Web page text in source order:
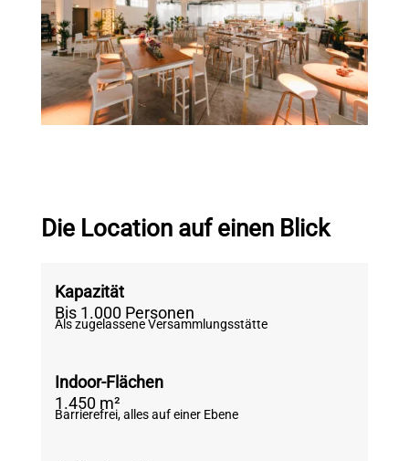
Die Location auf einen Blick
Kapazität
Bis 1.000 Personen
Als zugelassene Versammlungsstätte
Indoor-Flächen
1.450 m²
Barrierefrei, alles auf einer Ebene